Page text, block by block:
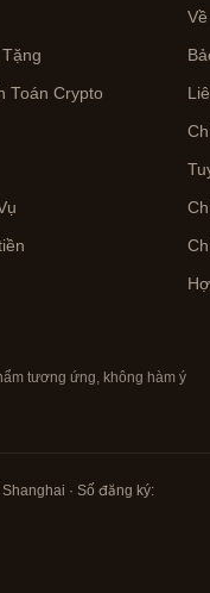
Toán Crypto
tương ứng, không hàm ý
· Số đăng ký: